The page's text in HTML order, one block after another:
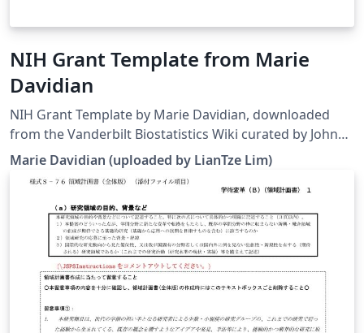
NIH Grant Template from Marie
Davidian
NIH Grant Template by Marie Davidian, downloaded
from the Vanderbilt Biostatistics Wiki curated by John
Bock. Note that the template has been modified to
work on Overleaf. This template may be outdated —
see this and this for more recent alternatives. As a
bonus — here's a guide to grant writing and grant
review process by the same author for a 2008
workshop.
Marie Davidian (uploaded by LianTze Lim)